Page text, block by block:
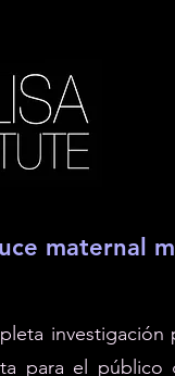
maternal
investigación
para el público